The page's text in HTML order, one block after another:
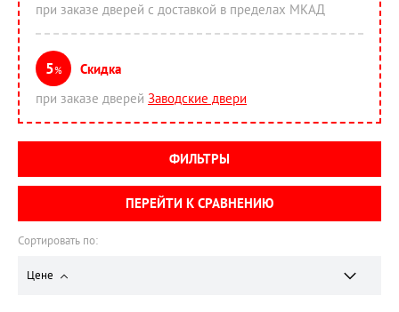
Сортировать по:
Цене
при заказе дверей с доставкой в пределах МКАД
5%
Скидка
при заказе дверей Заводские двери
ФИЛЬТРЫ
ПЕРЕЙТИ К СРАВНЕНИЮ